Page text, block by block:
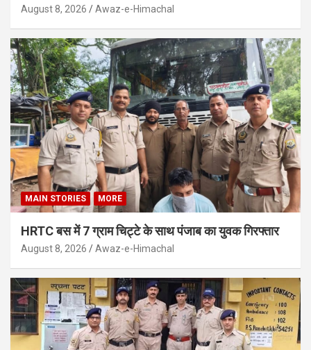
August 8, 2026 Awaz-e-Himachal
MAIN STORIES MORE
HRTC बस में 7 ग्राम चिट्टे के साथ पंजाब का युवक गिरफ्तार
August 8, 2026 Awaz-e-Himachal